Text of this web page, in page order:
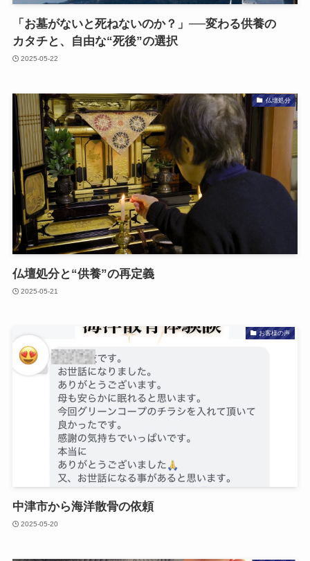
「お墓が​ないと​死ねないのか？」​──変わる​供養の​
カタチと、​自由な​“死後”の​選択
2025-05-22
仏壇処分
仏壇処分と​“供養”の​再定義
2025-05-21
お客様の声
中津市から​海洋散骨の​依頼
2025-05-20